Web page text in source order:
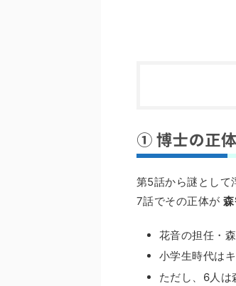
① 博士の正
第5話から謎として
7話でその正体が
花音の担任・
小学生時代は
ただし、6人は